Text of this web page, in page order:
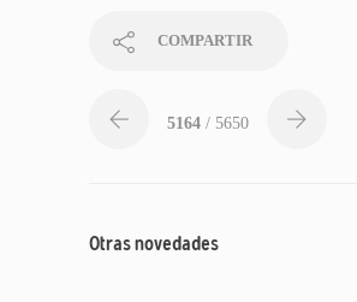
COMPARTIR
5164 / 5650
Otras novedades